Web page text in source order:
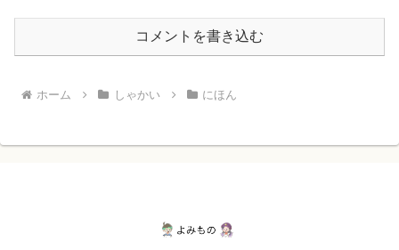
コメントを書き込む
ホーム しゃかい にほん